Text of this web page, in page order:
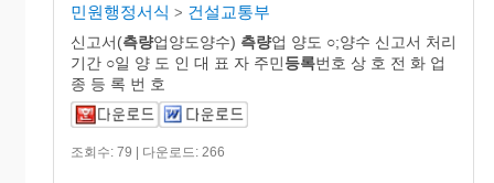
민원행정서식 > 건설교통부
신고서(측량업양도양수) 측량업 양도 ○;양수 신고서 처리
기간 ○일 양 도 인 대 표 자 주민등록번호 상 호 전 화 업
종 등 록 번 호
조회수: 79 | 다운로드: 266